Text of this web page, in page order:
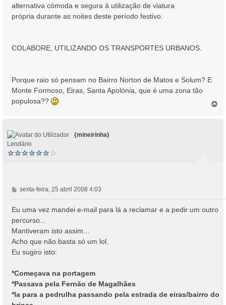
alternativa cómoda e segura à utilização de viatura
própria durante as noites deste período festivo.
COLABORE, UTILIZANDO OS TRANSPORTES URBANOS.
Porque raio só pensam no Bairro Norton de Matos e Solum? E
Monte Formoso, Eiras, Santa Apolónia, que é uma zona tão
populosa??
{mineirinha}
Lendário
M
e
a
g
e
m
sexta-feira, 25 abril 2008 4:03
Eu uma vez mandei e-mail para lá a reclamar e a pedir um outro
percurso...
Mantiveram isto assim...
Acho que não basta só um lol.
Eu sugiro isto:
*Começava na portagem
*Passava pela Fernão de Magalhães
*Ia para a pedrulha passando pela estrada de eiras/bairro do